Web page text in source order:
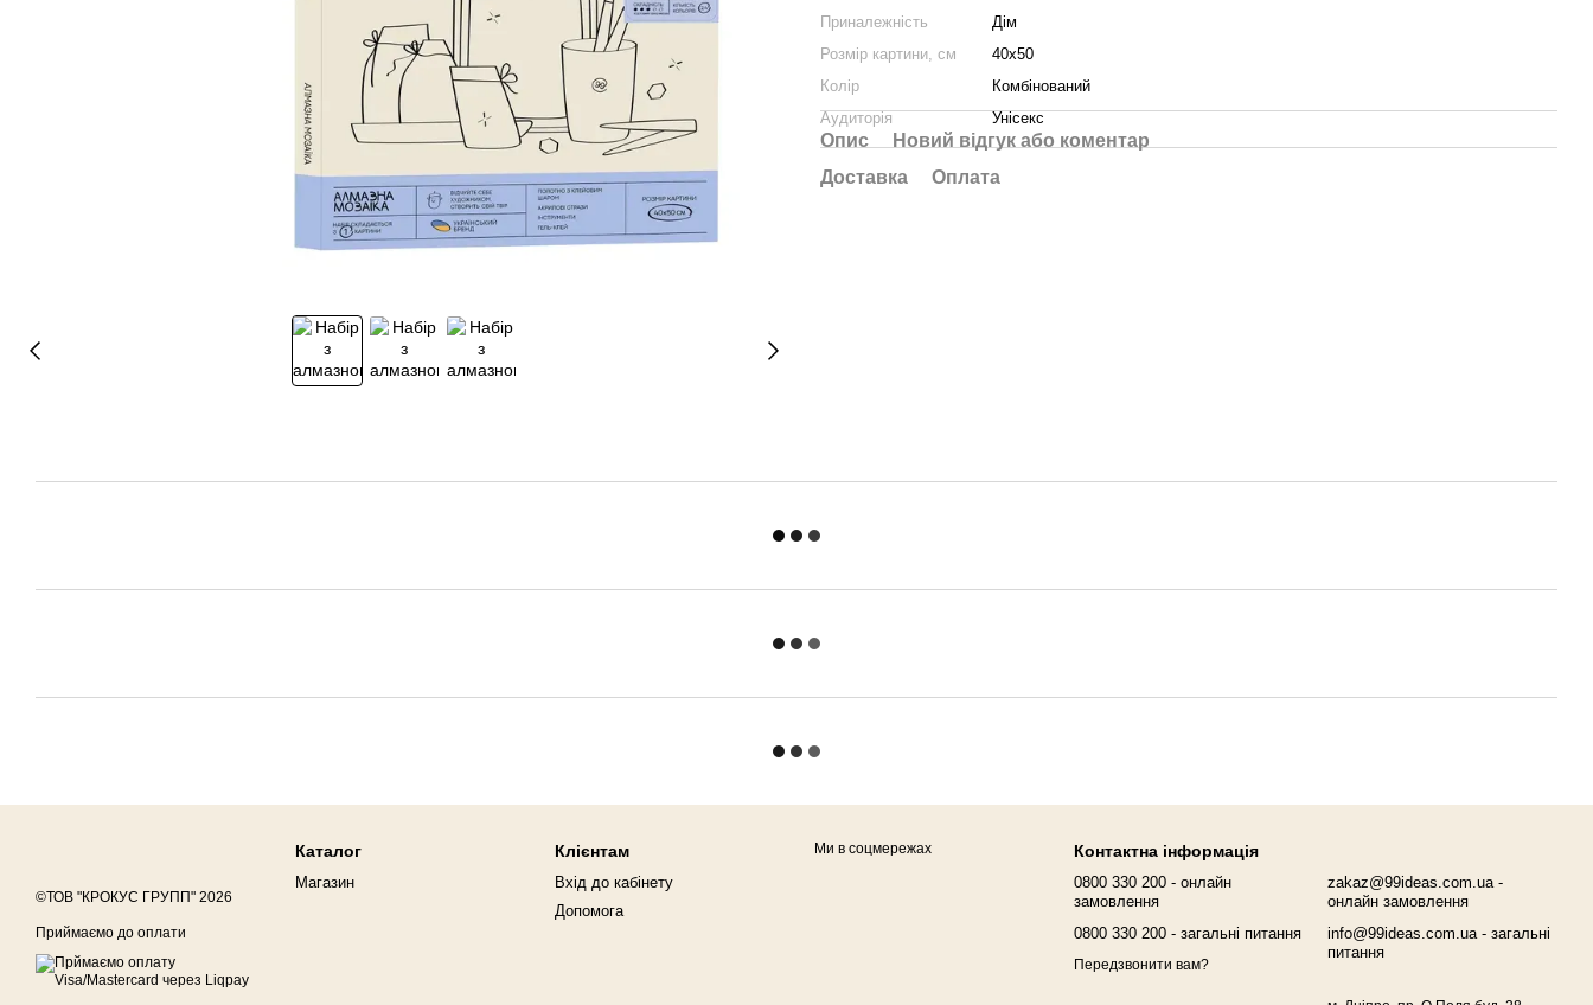
Приналежність
Дім
Розмір картини, см
40x50
Колір
Комбінований
Аудиторія
Унісекс
Опис
Новий відгук або коментар
Доставка
Оплата
©ТОВ "КРОКУС ГРУПП" 2026
Приймаємо до оплати
Каталог
Магазин
Клієнтам
Вхід до кабінету
Допомога
Ми в соцмережах Контактна інформація
0800 330 200 - онлайн
замовлення
0800 330 200 - загальні питання
Передзвонити вам?
zakaz@99ideas.com.ua -
онлайн замовлення
info@99ideas.com.ua - загальні
питання